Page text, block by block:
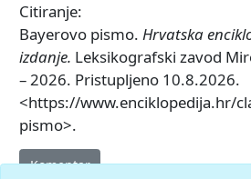
Citiranje:
Bayerovo pismo. Hrvatska
izdanje. Leksikografski zavod
– 2026. Pristupljeno 10.8.2026.
<https://www.enciklopedija.hr/
pismo>.
Komentar